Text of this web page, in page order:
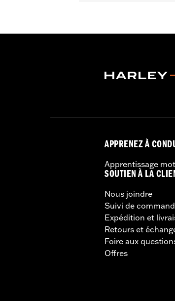
APPRENEZ À
Apprentissage
SOUTIEN À LA
Nous joindre
Suivi de
Expédition et
Retours et
Foire aux
Offres